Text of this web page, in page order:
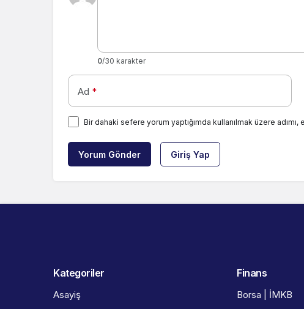
0/30 karakter
Ad *
Bir dahaki sefere yorum yaptığımda kullanılmak üzere
Yorum Gönder Giriş Yap
Kategoriler
Asayiş
Finans
Borsa | İMKB